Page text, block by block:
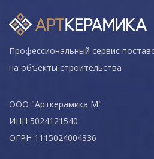
Профессиональный сервис
на объекты строительства
ООО "Арткерамика М"
ИНН 5024121540
ОГРН 1115024004336